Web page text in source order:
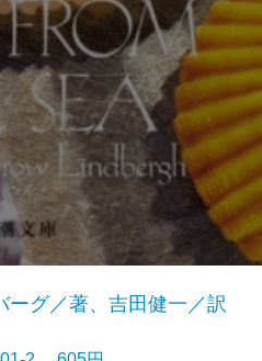
ーグ／著、吉田健一／訳